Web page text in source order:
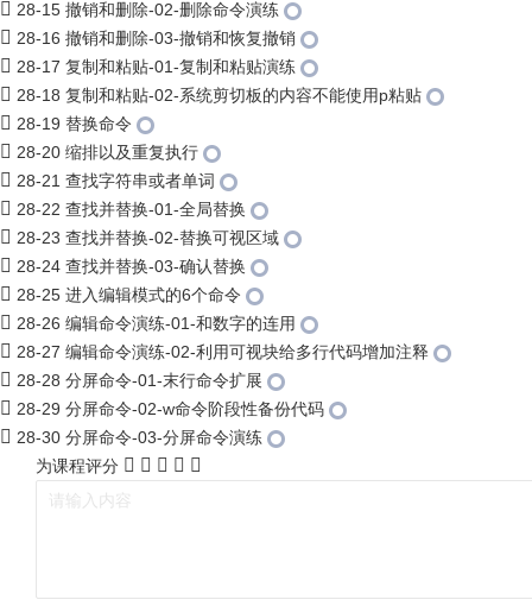
28-15 撤销和删除-02-删除命令演练
28-16 撤销和删除-03-撤销和恢复撤销
28-17 复制和粘贴-01-复制和粘贴演练
28-18 复制和粘贴-02-系统剪切板的内容不能使用p粘贴
28-19 替换命令
28-20 缩排以及重复执行
28-21 查找字符串或者单词
28-22 查找并替换-01-全局替换
28-23 查找并替换-02-替换可视区域
28-24 查找并替换-03-确认替换
28-25 进入编辑模式的6个命令
28-26 编辑命令演练-01-和数字的连用
28-27 编辑命令演练-02-利用可视块给多行代码增加注释
28-28 分屏命令-01-末行命令扩展
28-29 分屏命令-02-w命令阶段性备份代码
28-30 分屏命令-03-分屏命令演练
为课程评分